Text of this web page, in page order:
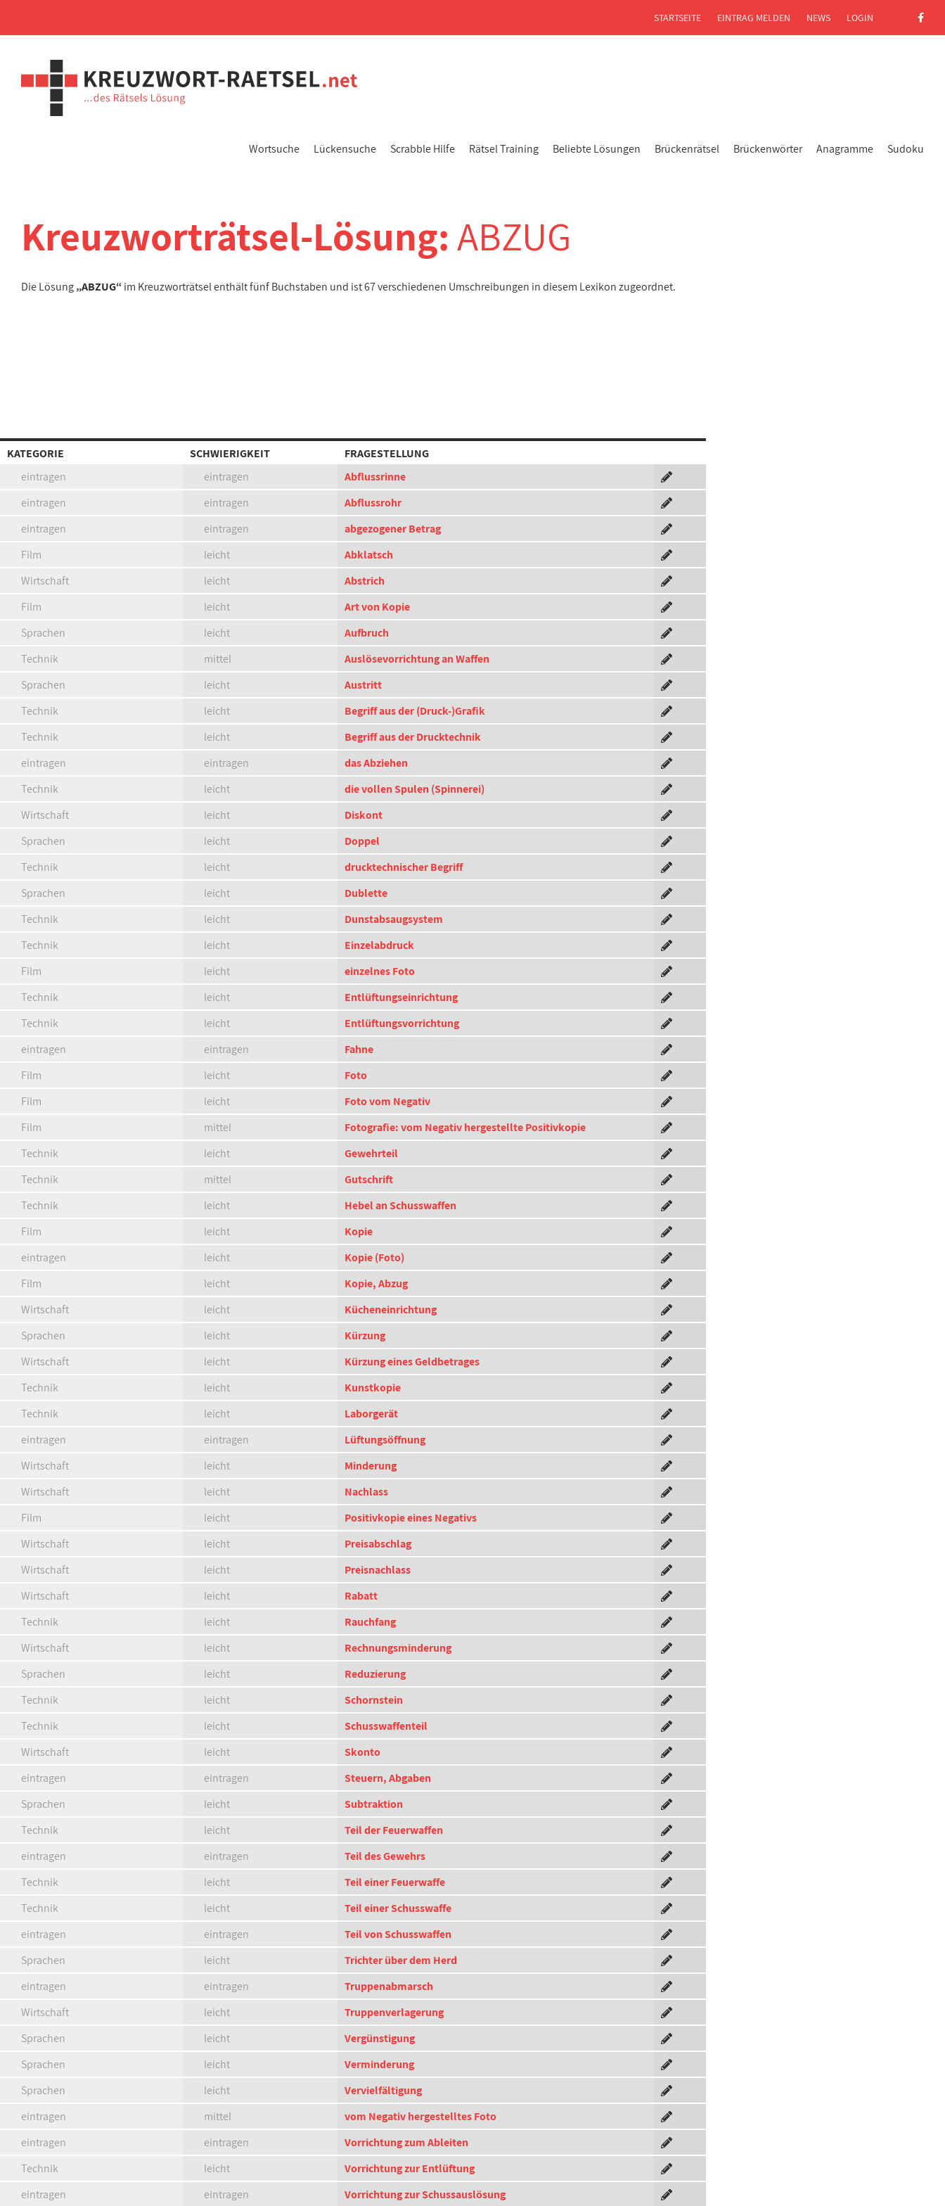
Wortsuche Lückensuche Scrabble Hilfe Rätsel Training Beliebte Lösungen Brückenrätsel Brückenwörter Anagramme Sudoku
STARTSEITE EINTRAG MELDEN NEWS LOGIN
Kreuzworträtsel-Lösung:ABZUG
Die Lösung„ABZUG“ im Kreuzworträtsel enthält fünf Buchstaben und ist 67 verschiedenen Umschreibungen in diesem Lexikon zugeordnet.
KATEGORIE SCHWIERIGKEIT
FRAGESTELLUNG
eintragen
eintragen
Abflussrinne
eintragen
eintragen
Abflussrohr
eintragen
eintragen
abgezogener Betrag
Film
leicht
Abklatsch
Wirtschaft
leicht
Abstrich
Film
leicht
Art von Kopie
Sprachen
leicht
Aufbruch
Technik
mittel
Auslösevorrichtung an Waffen
Sprachen
leicht
Austritt
Technik
leicht
Begriff aus der (Druck-)Grafik
Technik
leicht
Begriff aus der Drucktechnik
eintragen
eintragen
das Abziehen
Technik
leicht
die vollen Spulen (Spinnerei)
Wirtschaft
leicht
Diskont
Sprachen
leicht
Doppel
Technik
leicht
drucktechnischer Begriff
Sprachen
leicht
Dublette
Technik
leicht
Dunstabsaugsystem
Technik
leicht
Einzelabdruck
Film
leicht
einzelnes Foto
Technik
leicht
Entlüftungseinrichtung
Technik
leicht
Entlüftungsvorrichtung
eintragen
eintragen
Fahne
Film
leicht
Foto
Film
leicht
Foto vom Negativ
Film
mittel
Fotografie: vom Negativ hergestellte Positivkopie
Technik
leicht
Gewehrteil
Technik
mittel
Gutschrift
Technik
leicht
Hebel an Schusswaffen
Film
leicht
Kopie
eintragen
leicht
Kopie (Foto)
Film
leicht
Kopie, Abzug
Wirtschaft
leicht
Kücheneinrichtung
Sprachen
leicht
Kürzung
Wirtschaft
leicht
Kürzung eines Geldbetrages
Technik
leicht
Kunstkopie
Technik
leicht
Laborgerät
eintragen
eintragen
Lüftungsöffnung
Wirtschaft
leicht
Minderung
Wirtschaft
leicht
Nachlass
Film
leicht
Positivkopie eines Negativs
Wirtschaft
leicht
Preisabschlag
Wirtschaft
leicht
Preisnachlass
Wirtschaft
leicht
Rabatt
Technik
leicht
Rauchfang
Wirtschaft
leicht
Rechnungsminderung
Sprachen
leicht
Reduzierung
Technik
leicht
Schornstein
Technik
leicht
Schusswaffenteil
Wirtschaft
leicht
Skonto
eintragen
eintragen
Steuern, Abgaben
Sprachen
leicht
Subtraktion
Technik
leicht
Teil der Feuerwaffen
eintragen
eintragen
Teil des Gewehrs
Technik
leicht
Teil einer Feuerwaffe
Technik
leicht
Teil einer Schusswaffe
eintragen
eintragen
Teil von Schusswaffen
Sprachen
leicht
Trichter über dem Herd
eintragen
eintragen
Truppenabmarsch
Wirtschaft
leicht
Truppenverlagerung
Sprachen
leicht
Vergünstigung
Sprachen
leicht
Verminderung
Sprachen
leicht
Vervielfältigung
eintragen
mittel
vom Negativ hergestelltes Foto
eintragen
eintragen
Vorrichtung zum Ableiten
Technik
leicht
Vorrichtung zur Entlüftung
eintragen
eintragen Vorrichtung zur Schussauslösung